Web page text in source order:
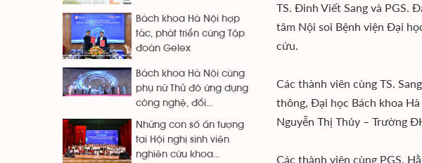
TS. Đinh Viết Sang và PGS.
tâm Nội soi Bệnh viện Đại
cứu.
Các thành viên cùng TS.
thông, Đại học Bách khoa
Nguyễn Thị Thủy – Trường
Các thành viên cùng PGS.
Bách khoa Hà Nội hợp
tác, phát triển cùng Tập
đoàn Gelex
Bách khoa Hà Nội cùng
phụ nữ Thủ đô ứng dụng
công nghệ, đổi...
Những con số ấn tượng
tại Hội nghị sinh viên
nghiên cứu khoa...